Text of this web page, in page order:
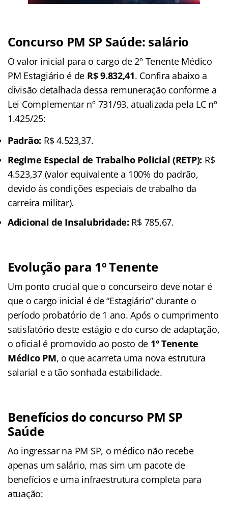
Concurso PM SP Saúde: salário
O valor inicial para o cargo de 2º Tenente Médico
PM Estagiário é de R$ 9.832,41. Confira abaixo a
divisão detalhada dessa remuneração conforme a
Lei Complementar nº 731/93, atualizada pela LC nº
1.425/25:
Padrão: R$ 4.523,37.
Regime Especial de Trabalho Policial (RETP): R$
4.523,37 (valor equivalente a 100% do padrão,
devido às condições especiais de trabalho da
carreira militar).
Adicional de Insalubridade: R$ 785,67.
Evolução para 1º Tenente
Um ponto crucial que o concurseiro deve notar é
que o cargo inicial é de “Estagiário” durante o
período probatório de 1 ano. Após o cumprimento
satisfatório deste estágio e do curso de adaptação,
o oficial é promovido ao posto de 1º Tenente
Médico PM, o que acarreta uma nova estrutura
salarial e a tão sonhada estabilidade.
Benefícios do concurso PM SP
Saúde
Ao ingressar na PM SP, o médico não recebe
apenas um salário, mas sim um pacote de
benefícios e uma infraestrutura completa para
atuação: